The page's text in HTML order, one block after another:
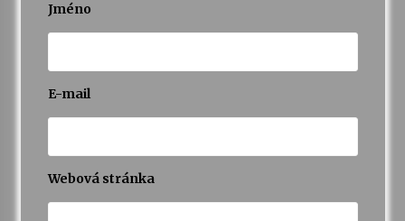
Jméno
E-mail
Webová stránka